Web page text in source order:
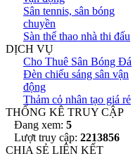
Sân tennis, sân bóng
chuyền
Sàn thể thao nhà thi đấu
DỊCH VỤ
Cho Thuê Sân Bóng Đá
Đèn chiếu sáng sân vận
động
Thảm cỏ nhân tạo giá rẻ
THỐNG KÊ TRUY CẬP
Đang xem: 5
Lượt truy cập: 2213856
CHIA SẺ LIÊN KẾT